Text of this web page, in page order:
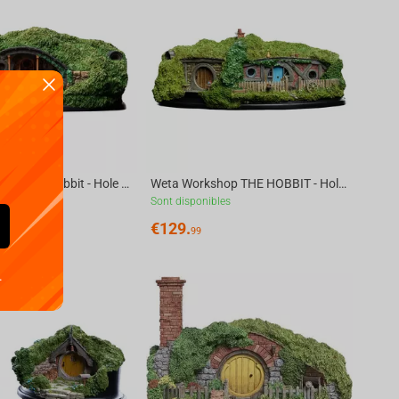
Weta Workshop The Hobbit - Hole 39 Low Road Environment Weta Workshop THE HOBBIT - Hole 24 Gandalf's Cutting Environment Statue (20 cm)
Sont disponibles
€129.99